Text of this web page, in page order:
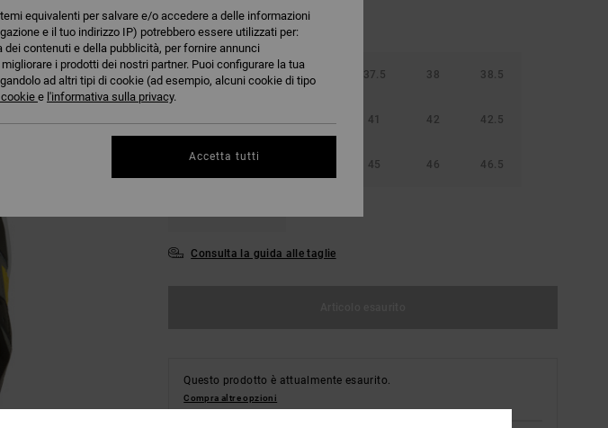
36 36.5 37.5 38 38.5
41 42 42.5
43 44 45 46 46.5
Consulta la guida alle taglie
Questo prodotto è attualmente esaurito.
Compra altre opzioni
equivalenti per salvare e/o accedere a delle informazioni
e il tuo indirizzo IP) potrebbero essere utilizzati per:
contenuti e della pubblicità, per fornire annunci
i prodotti dei nostri partner. Puoi configurare la tua
ad altri tipi di cookie (ad esempio, alcuni cookie di tipo
e l'informativa sulla privacy.
Accetta tutti